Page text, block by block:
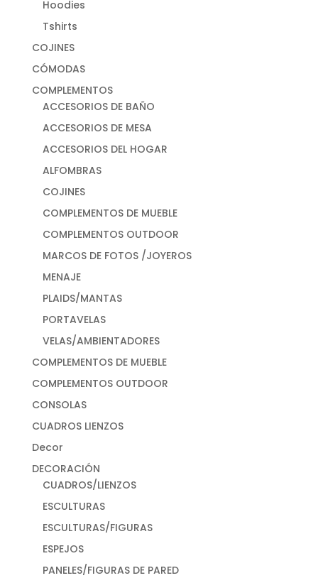
Hoodies
Tshirts
COJINES
CÓMODAS
COMPLEMENTOS
ACCESORIOS DE BAÑO
ACCESORIOS DE MESA
ACCESORIOS DEL HOGAR
ALFOMBRAS
COJINES
COMPLEMENTOS DE MUEBLE
COMPLEMENTOS OUTDOOR
MARCOS DE FOTOS /JOYEROS
MENAJE
PLAIDS/MANTAS
PORTAVELAS
VELAS/AMBIENTADORES
COMPLEMENTOS DE MUEBLE
COMPLEMENTOS OUTDOOR
CONSOLAS
CUADROS LIENZOS
Decor
DECORACIÓN
CUADROS/LIENZOS
ESCULTURAS
ESCULTURAS/FIGURAS
ESPEJOS
PANELES/FIGURAS DE PARED